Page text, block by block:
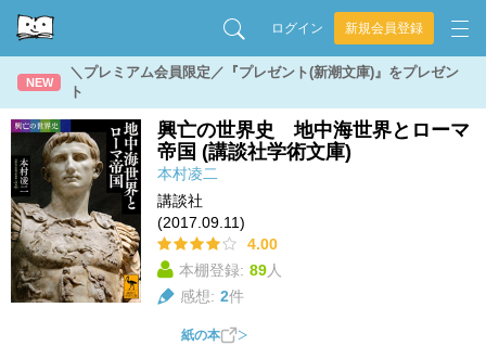
ログイン 新規会員登録
NEW
＼プレミアム会員限定／『プレゼント(新潮文庫)』をプレゼン
ト
興亡の世界史 地中海世界とローマ
帝国 (講談社学術文庫)
本村凌二
講談社
(2017.09.11)
4.00
本棚登録: 89人
感想: 2件
紙の本